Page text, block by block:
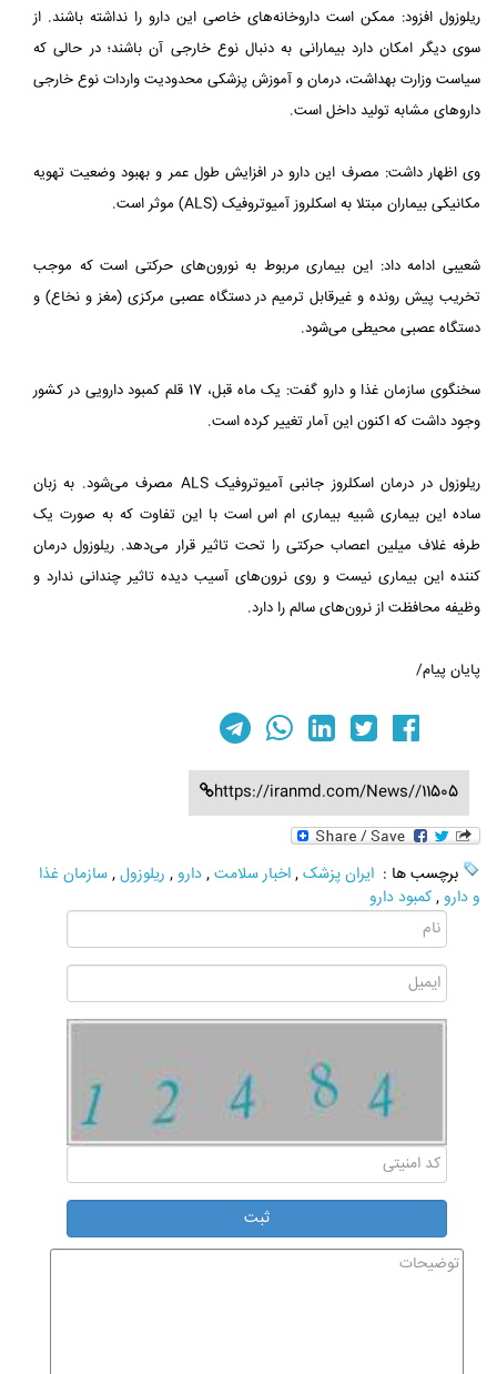
ریلوزول افزود: ممکن است داروخانه‌های خاصی این دارو را نداشته باشند. از
سوی دیگر امکان دارد بیمارانی به دنبال نوع خارجی آن باشند؛ در حالی که
سیاست وزارت بهداشت، درمان و آموزش پزشکی محدودیت واردات نوع خارجی
داروهای مشابه تولید داخل است.
وی اظهار داشت: مصرف این دارو در افزایش طول عمر و بهبود وضعیت تهویه
مکانیکی بیماران مبتلا به اسکلروز آمیوتروفیک (ALS) موثر است.
شعیبی ادامه داد: این بیماری مربوط به نورون‌های حرکتی است که موجب
تخریب پیش رونده و غیرقابل ترمیم در دستگاه عصبی مرکزی (مغز و نخاع) و
دستگاه عصبی محیطی می‌شود.
سخنگوی سازمان غذا و دارو گفت: یک ماه قبل، 17 قلم کمبود دارویی در کشور
وجود داشت که اکنون این آمار تغییر کرده است.
ریلوزول در درمان اسکلروز جانبی آمیوتروفیک ALS مصرف می‌شود. به زبان
ساده این بیماری شبیه بیماری ام اس است با این تفاوت که به صورت یک
طرفه غلاف میلین اعصاب حرکتی را تحت تاثیر قرار می‌دهد. ریلوزول درمان
کننده این بیماری نیست و روی نرون‌های آسیب دیده تاثیر چندانی ندارد و
وظیفه محافظت از نرون‌های سالم را دارد.
پایان پیام/
https://iranmd.com/News//11505
برچسب ها : ایران پزشک,اخبار سلامت,دارو , ریلوزول,سازمان غذا
و دارو ,کمبود دارو